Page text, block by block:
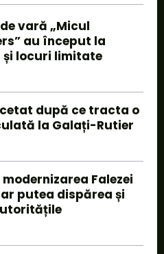
vară „Micul
au început la
și locuri limitate
după ce tracta o
la Galați-Rutier
Falezei
putea dispărea și